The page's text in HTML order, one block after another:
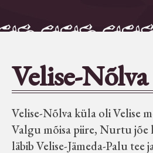
Seltsid-ühingud
Aiandus
Velise-Nõlva
Velise-Nõlva küla oli Velise
Valgu mõisa piire, Nurtu
läbib Velise-Jämeda-Palu tee